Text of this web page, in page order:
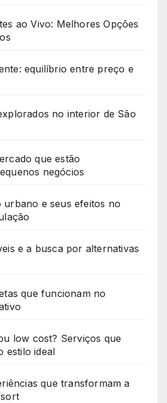
ao Vivo: Melhores Opções
equilíbrio entre preço e
no interior de São
que estão
negócios
urbano e seus efeitos no
e a busca por alternativas
que funcionam no
low cost? Serviços que
estilo ideal
que transformam a